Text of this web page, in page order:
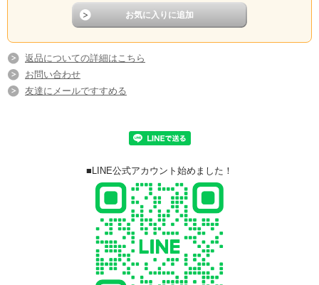
返品についての詳細はこちら
お問い合わせ
友達にメールですすめる
■LINE公式アカウント始めました！